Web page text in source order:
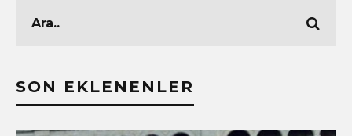
SON EKLENENLER